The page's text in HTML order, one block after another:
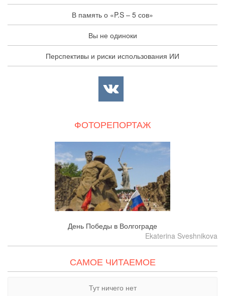
В память о «P.S – 5 сов»
Вы не одиноки
Перспективы и риски использования ИИ
ФОТОРЕПОРТАЖ
День Победы в Волгограде
Ekaterina Sveshnikova
САМОЕ ЧИТАЕМОЕ
Тут ничего нет